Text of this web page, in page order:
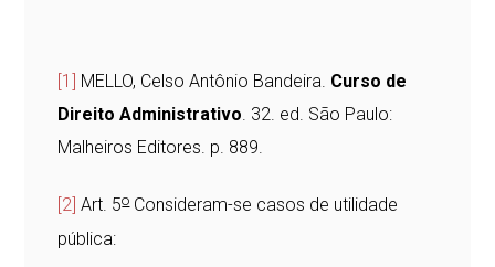
[1] MELLO, Celso Antônio Bandeira. Curso de
Direito Administrativo. 32. ed. São Paulo:
Malheiros Editores. p. 889.
[2] Art. 5oConsideram-se casos de utilidade
pública: